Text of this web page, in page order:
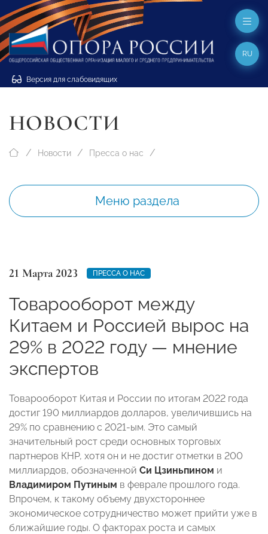
Версия для слабовидящих
RU
НОВОСТИ
Новости Пресса о нас
Меню раздела
21 Марта 2023 ПРЕССА О НАС
Товарооборот между
Китаем и Россией вырос на
29% в 2022 году — мнение
экспертов
Товарооборот Китая и России по итогам 2022 года
достиг 190 миллиардов долларов, увеличившись на
29% по сравнению с 2021-ым. Это самый
значительный рост среди основных торговых
партнеров КНР, хотя он и не достиг отметки в 200
миллиардов, обозначенной Си Цзиньпином и
Владимиром Путиным в феврале прошлого года.
Впрочем, к такому объему двухстороннее
экономическое сотрудничество может прийти уже в
ближайшие годы. О факторах роста и самых